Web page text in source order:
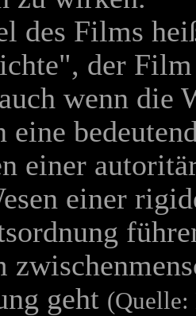
des Films
der
wenn die
eine
einer
einer
geht